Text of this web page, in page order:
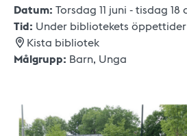
Datum: Torsdag 11 juni - tisdag
Tid: Under bibliotekets öppettider
Kista bibliotek
Målgrupp: Barn, Unga